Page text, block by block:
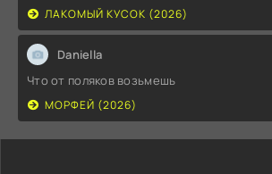
ЛАКОМЫЙ КУСОК (2026)
Daniella
Что от поляков возьмешь
МОРФЕЙ (2026)